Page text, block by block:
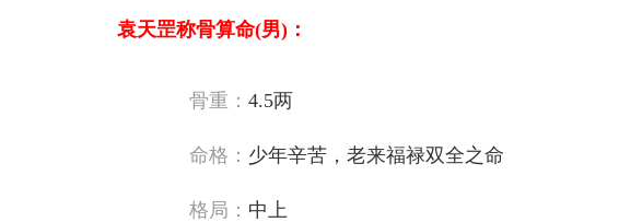
袁天罡称骨算命(男)：
骨重： 4.5两
命格： 少年辛苦，老来福禄双全之命
格局： 中上